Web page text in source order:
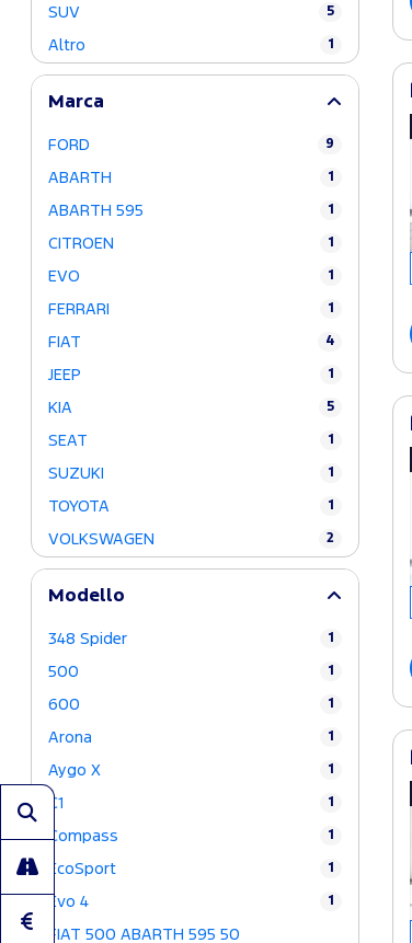
SUV 5
Altro 1
Marca
FORD 9
ABARTH 1
ABARTH 595 1
CITROEN 1
EVO 1
FERRARI 1
FIAT 4
JEEP 1
KIA 5
SEAT 1
SUZUKI 1
TOYOTA 1
VOLKSWAGEN 2
Modello
348 Spider 1
500 1
600 1
Arona 1
Aygo X 1
C1 1
Compass 1
EcoSport 1
Evo 4 1
FIAT 500 ABARTH 595 50